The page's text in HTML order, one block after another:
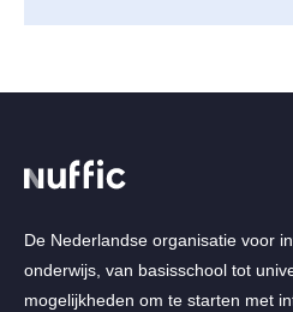
De Nederlandse organisatie voor
onderwijs, van basisschool tot
mogelijkheden om te starten met